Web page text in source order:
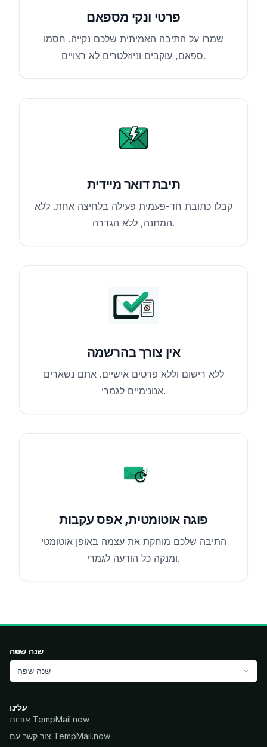
פרטי ונקי מספאם
שמרו על התיבה האמיתית שלכם נקייה. חסמו
ספאם, עוקבים וניוזלטרים לא רצויים.
תיבת דואר מיידית
קבלו כתובת חד-פעמית פעילה בלחיצה אחת. ללא
המתנה, ללא הגדרה.
אין צורך בהרשמה
ללא רישום וללא פרטים אישיים. אתם נשארים
אנונימיים לגמרי.
פוגה אוטומטית, אפס עקבות
התיבה שלכם מוחקת את עצמה באופן אוטומטי
ומנקה כל הודעה לגמרי.
שנה שפה
שנה שפה
עלינו
אודות TempMail.now
צור קשר עם TempMail.now